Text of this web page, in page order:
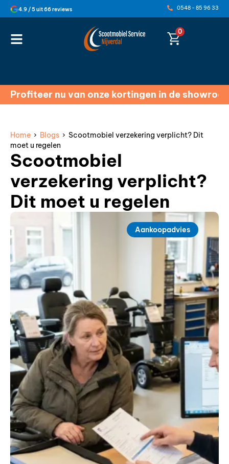
4.9 / 5 uit 66 reviews 0548 - 85 96 33
0
Profiteer nu van onze kortingen in de
Home › Blogs › Scootmobiel verzekering verplicht? Dit
moet u regelen
Scootmobiel
verzekering verplicht?
Dit moet u regelen
Aankoopadvies